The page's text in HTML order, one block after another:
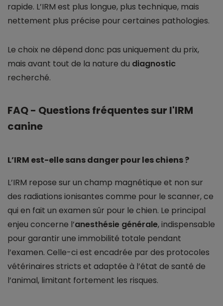
rapide. L’IRM est plus longue, plus technique, mais
nettement plus précise pour certaines pathologies.
Le choix ne dépend donc pas uniquement du prix,
mais avant tout de la nature du diagnostic
recherché.
FAQ - Questions fréquentes sur l'IRM
canine
L’IRM est-elle sans danger pour les chiens ?
L’IRM repose sur un champ magnétique et non sur
des radiations ionisantes comme pour le scanner, ce
qui en fait un examen sûr pour le chien. Le principal
enjeu concerne l’anesthésie générale, indispensable
pour garantir une immobilité totale pendant
l’examen. Celle-ci est encadrée par des protocoles
vétérinaires stricts et adaptée à l’état de santé de
l’animal, limitant fortement les risques.